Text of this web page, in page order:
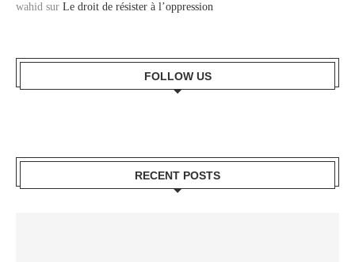
wahid sur Le droit de résister à l’oppression
FOLLOW US
RECENT POSTS